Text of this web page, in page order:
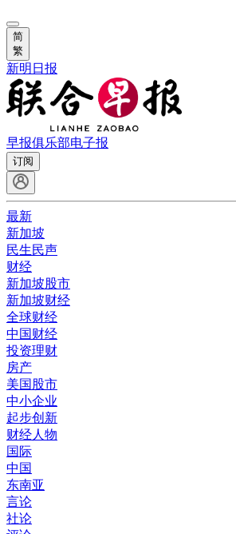
简
繁
新明日报
早报俱乐部电子报
订阅
最新
新加坡
民生民声
财经
新加坡股市
新加坡财经
全球财经
中国财经
投资理财
房产
美国股市
中小企业
起步创新
财经人物
国际
中国
东南亚
言论
社论